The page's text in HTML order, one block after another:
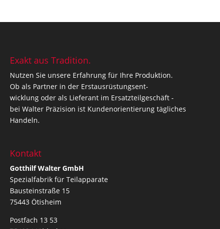
Exakt aus Tradition.
Nutzen Sie unsere Erfahrung für Ihre Produktion.
Ob als Partner in der Erstausrüstungsent-
wicklung oder als Lieferant im Ersatzteilgeschäft -
bei Walter Präzision ist Kundenorientierung tägliches
Handeln.
Kontakt
Gotthilf Walter GmbH
Spezialfabrik für Teilapparate
Bausteinstraße 15
75443 Ötisheim
Postfach 13 53